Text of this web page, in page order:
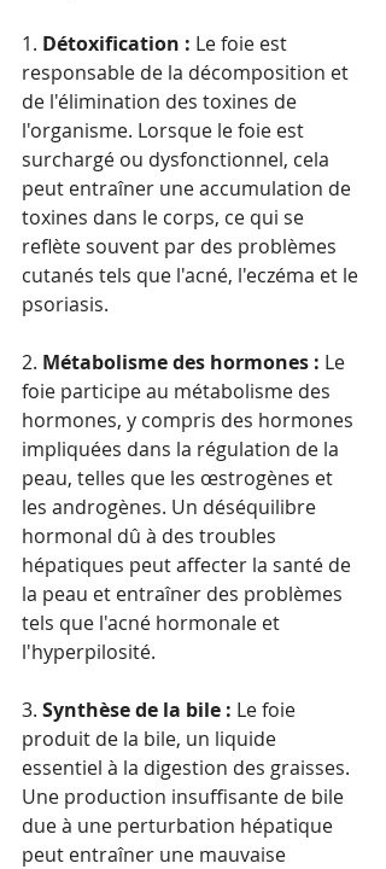
1. Détoxification : Le foie est
responsable de la décomposition et
de l'élimination des toxines de
l'organisme. Lorsque le foie est
surchargé ou dysfonctionnel, cela
peut entraîner une accumulation de
toxines dans le corps, ce qui se
reflète souvent par des problèmes
cutanés tels que l'acné, l'eczéma et le
psoriasis.
2. Métabolisme des hormones : Le
foie participe au métabolisme des
hormones, y compris des hormones
impliquées dans la régulation de la
peau, telles que les œstrogènes et
les androgènes. Un déséquilibre
hormonal dû à des troubles
hépatiques peut affecter la santé de
la peau et entraîner des problèmes
tels que l'acné hormonale et
l'hyperpilosité.
3. Synthèse de la bile : Le foie
produit de la bile, un liquide
essentiel à la digestion des graisses.
Une production insuffisante de bile
due à une perturbation hépatique
peut entraîner une mauvaise